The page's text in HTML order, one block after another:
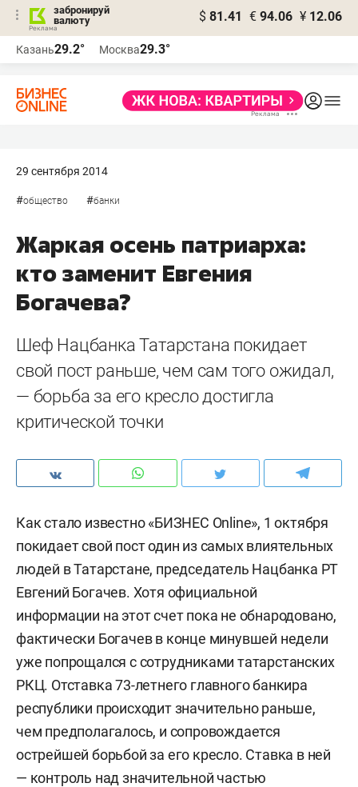
забронируй
валюту
$ 81.41 € 94.06 ¥ 12.06
Казань29.2° Москва29.3°
29 сентября 2014
#общество #банки
Жаркая осень патриарха:
кто заменит Евгения
Богачева?
Шеф Нацбанка Татарстана покидает
свой пост раньше, чем сам того ожидал,
— борьба за его кресло достигла
критической точки
Как стало известно «БИЗНЕС Online», 1 октября
покидает свой пост один из самых влиятельных
людей в Татарстане, председатель Нацбанка РТ
Евгений Богачев. Хотя официальной
информации на этот счет пока не обнародовано,
фактически Богачев в конце минувшей недели
уже попрощался с сотрудниками татарстанских
РКЦ. Отставка 73-летнего главного банкира
республики происходит значительно раньше,
чем предполагалось, и сопровождается
острейшей борьбой за его кресло. Ставка в ней
— контроль над значительной частью